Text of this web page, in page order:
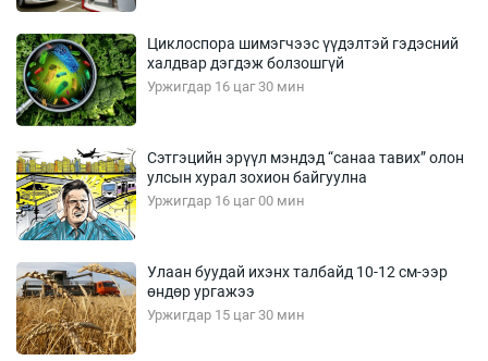
Циклоспора шимэгчээс үүдэлтэй гэдэсний
халдвар дэгдэж болзошгүй
Уржигдар 16 цаг 30 мин
Сэтгэцийн эрүүл мэндэд “санаа тавих” олон
улсын хурал зохион байгуулна
Уржигдар 16 цаг 00 мин
Улаан буудай ихэнх талбайд 10-12 см-ээр
өндөр ургажээ
Уржигдар 15 цаг 30 мин